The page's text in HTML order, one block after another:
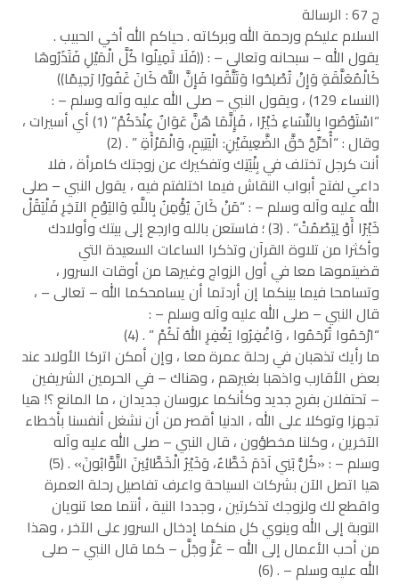
ج 67 : الرسالة
السلام عليكم ورحمة الله وبركاته . حياكم الله أخي الحبيب .
يقول الله – سبحانه وتعالى – : ((فَلَا تَمِيلُوا كُلَّ الْمَيْلِ فَتَذَرُوهَا
كَالْمُعَلَّقَةِ وَإِنْ تُصْلِحُوا وَتَتَّقُوا فَإِنَّ اللَّهَ كَانَ غَفُورًا رَحِيمًا))
(النساء 129) ، ويقول النبي – صلى الله عليه وآله وسلم – :
“اسْتَوْصُوا بِالنِّسَاءِ خَيْرًا ، فَإِنَّمَا هُنَّ عَوَانٌ عِنْدَكُمْ” (1) أي أسيرات ،
وقال : “أُحَرِّجُ حَقَّ الضَّعِيفَيْنِ: الْيَتِيمِ، وَالْمَرْأَةِ ” . (2)
أنت كرجل تختلف في بِنْيَتِك وتفكيرك عن زوجتك كامرأة ، فلا
داعي لفتح أبواب النقاش فيما اختلفتم فيه ، يقول النبي – صلى
الله عليه وآله وسلم – : “مَنْ كَانَ يُؤْمِنُ بِاللَّهِ وَاليَوْمِ الآخِرِ فَلْيَقُلْ
خَيْرًا أَوْ لِيَصْمُتْ” . (3) ؛ فاستعن بالله وارجع إلى بيتك وأولادك
وأكثرا من تلاوة القرآن وتذكرا الساعات السعيدة التي
قضيتموها معا في أول الزواج وغيرها من أوقات السرور ،
وتسامحا فيما بينكما إن أردتما أن يسامحكما الله – تعالى – ،
قال النبي – صلى الله عليه وآله وسلم – :
“ارْحَمُوا تُرْحَمُوا ، وَاغْفِرُوا يَغْفِرِ اللهُ لَكُمْ ” . (4)
ما رأيك تذهبان في رحلة عمرة معا ، وإن أمكن اتركا الأولاد عند
بعض الأقارب واذهبا بغيرهم ، وهناك – في الحرمين الشريفين
– تحتفلان بفرح جديد وكأنكما عروسان جديدان ، ما المانع ؟! هيا
تجهزا وتوكلا على الله ، الدنيا أقصر من أن نشغل أنفسنا بأخطاء
الآخرين ، وكلنا مخطؤون ، قال النبي – صلى الله عليه وآله
وسلم – : «كُلُّ بَنِي آدَمَ خَطَّاءٌ، وَخَيْرُ الْخَطَّائِينَ التَّوَّابُونَ» . (5)
هيا اتصل الآن بشركات السياحة واعرف تفاصيل رحلة العمرة
واقطع لك ولزوجك تذكرتين ، وجددا النية ، أنتما معا تنويان
التوبة إلى الله وينوي كل منكما إدخال السرور على الآخر ، وهذا
من أحب الأعمال إلى الله – عَزَّ وجَلَّ – كما قال النبي – صلى
الله عليه وسلم – . (6)